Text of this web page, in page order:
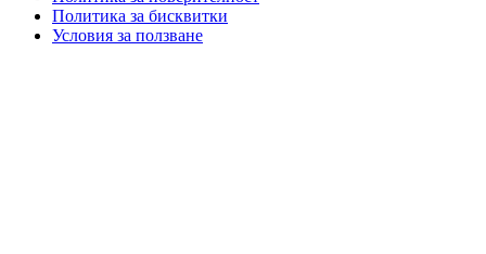
Политика за бисквитки
Условия за ползване